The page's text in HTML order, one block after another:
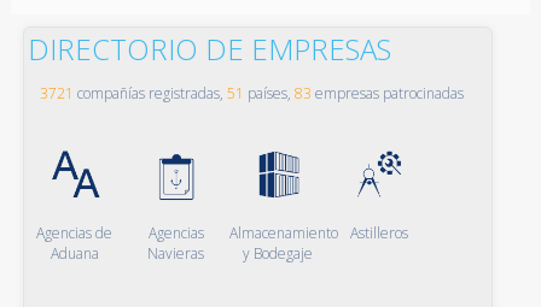
DIRECTORIO DE EMPRESAS
3721 compañías registradas, 51 países, 83 empresas patrocinadas
Agencias de
Aduana
Agencias
Navieras
Almacenamiento
y Bodegaje
Astilleros